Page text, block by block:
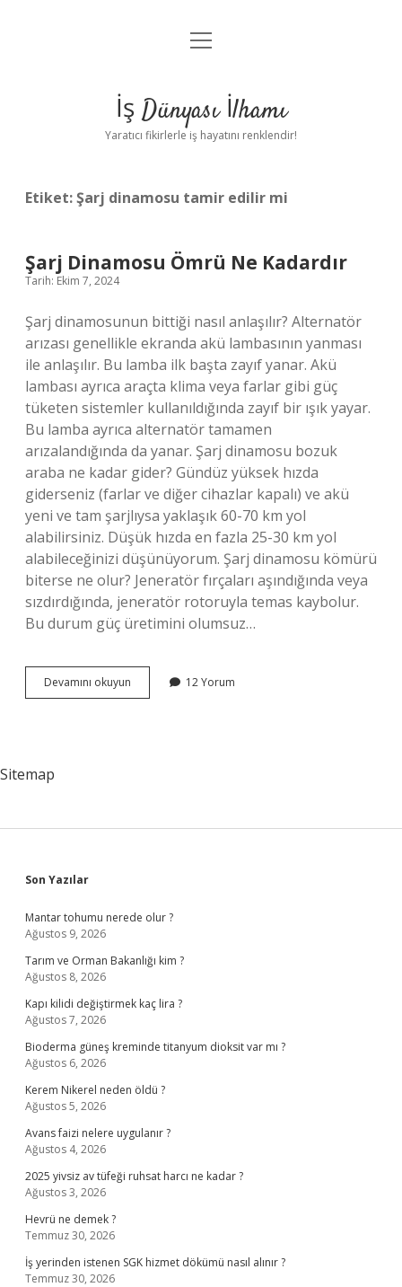
Anasayfa
Yasal Uyarı
menüyü
İş Dünyası İlhamı
Yaratıcı fikirlerle iş hayatını renklendir!
Etiket:Şarj dinamosu tamir edilir mi
Şarj Dinamosu Ömrü Ne Kadardır
Tarih: Ekim 7, 2024
Şarj dinamosunun bittiği nasıl anlaşılır? Alternatör
arızası genellikle ekranda akü lambasının yanması
ile anlaşılır. Bu lamba ilk başta zayıf yanar. Akü
lambası ayrıca araçta klima veya farlar gibi güç
tüketen sistemler kullanıldığında zayıf bir ışık yayar.
Bu lamba ayrıca alternatör tamamen
arızalandığında da yanar. Şarj dinamosu bozuk
araba ne kadar gider? Gündüz yüksek hızda
giderseniz (farlar ve diğer cihazlar kapalı) ve akü
yeni ve tam şarjlıysa yaklaşık 60-70 km yol
alabilirsiniz. Düşük hızda en fazla 25-30 km yol
alabileceğinizi düşünüyorum. Şarj dinamosu kömürü
biterse ne olur? Jeneratör fırçaları aşındığında veya
sızdırdığında, jeneratör rotoruyla temas kaybolur.
Bu durum güç üretimini olumsuz…
Devamını okuyun
Dinamosu
12 Yorum
Sitemap
Sidebar
Son Yazılar
Mantar tohumu nerede olur ?
Ağustos 9, 2026
Tarım ve Orman Bakanlığı kim ?
Ağustos 8, 2026
Kapı kilidi değiştirmek kaç lira ?
Ağustos 7, 2026
Bioderma güneş kreminde titanyum dioksit var mı ?
Ağustos 6, 2026
Kerem Nikerel neden öldü ?
Ağustos 5, 2026
Avans faizi nelere uygulanır ?
Ağustos 4, 2026
2025 yivsiz av tüfeği ruhsat harcı ne kadar ?
Ağustos 3, 2026
Hevrü ne demek ?
Temmuz 30, 2026
İş yerinden istenen SGK hizmet dökümü nasıl alınır ?
Temmuz 30, 2026